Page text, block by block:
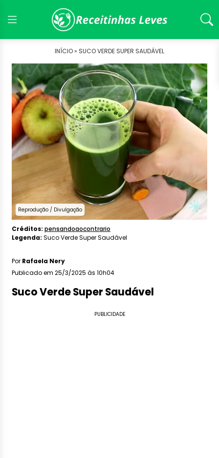
INÍCIO » SUCO VERDE SUPER SAUDÁVEL
Reprodução / Divulgação
Créditos: pensandoaocontrario
Legenda: Suco Verde Super Saudável
Por Rafaela Nery
Publicado em 25/3/2025 às 10h04
Suco Verde Super Saudável
PUBLICIDADE